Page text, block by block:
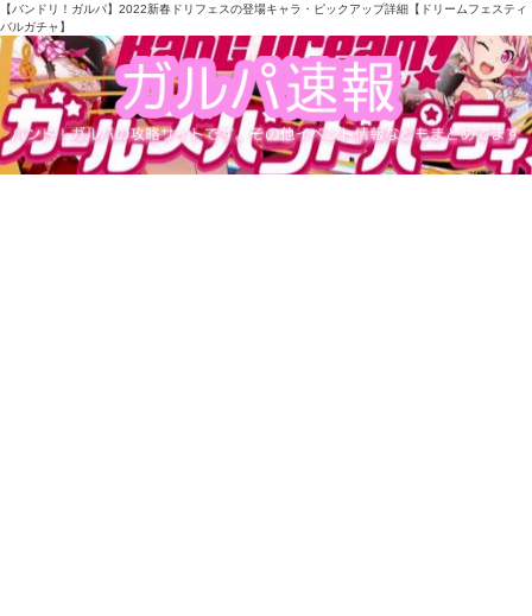
【バンドリ！ガルパ】2022新春ドリフェスの登場キャラ・ピックアップ詳細【ドリームフェスティ
バルガチャ】